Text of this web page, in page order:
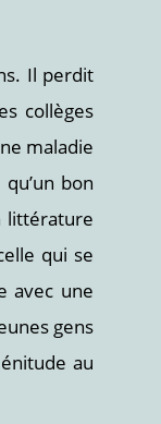
Il perdit
collèges
maladie
bon
littérature
qui se
avec une
gens
au